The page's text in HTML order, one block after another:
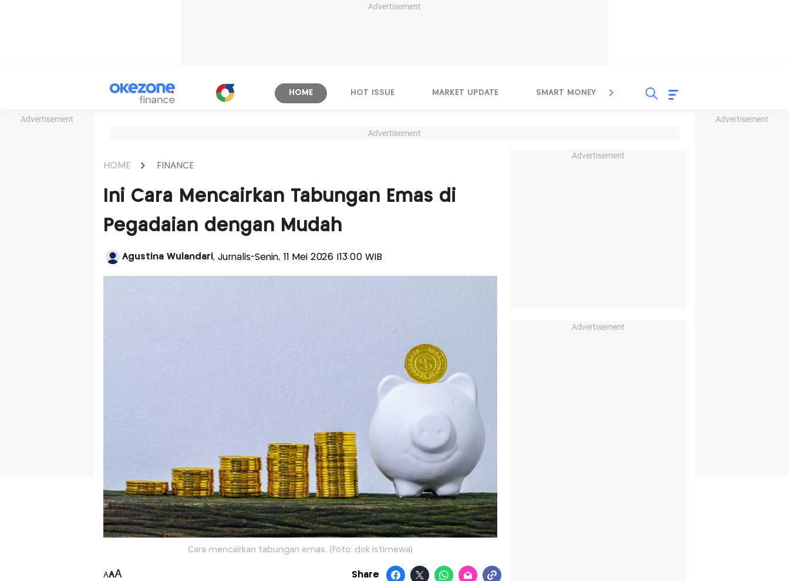
Advertisement
Advertisement Advertisement
HOME HOT ISSUE MARKET UPDATE SMART MONEY INSPIRASI BISNIS
Advertisement
HOME FINANCE
Ini Cara Mencairkan Tabungan Emas di
Pegadaian dengan Mudah
Agustina Wulandari, Jurnalis-Senin, 11 Mei 2026 |13:00 WIB
Cara mencairkan tabungan emas. (Foto: dok Istimewa)
AAA Share
Advertisement
Advertisement